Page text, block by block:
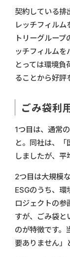
契約している排
レッチフィルム
トリーグルー
ッチフィルムを
とっては環境
ることから好評
ごみ袋利
1つ目は、通常
と。同社は、
しましたが、平
2つ目は大規模
ESGのうち、
ロジェクトの参
すが、ごみ袋と
のが特徴です。
要ありません」